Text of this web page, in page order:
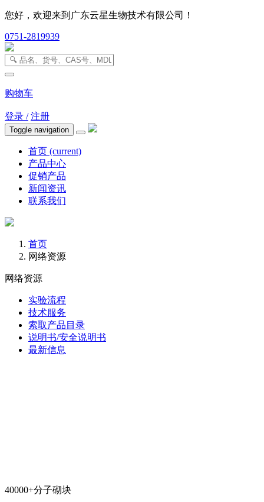
您好，欢迎来到广东云星生物技术有限公司！
0751-2819939
购物车
登录 / 注册
Toggle navigation
首页 (current)
产品中心
促销产品
新闻资讯
联系我们
首页
网络资源
网络资源
实验流程
技术服务
索取产品目录
说明书/安全说明书
最新信息
40000+分子砌块